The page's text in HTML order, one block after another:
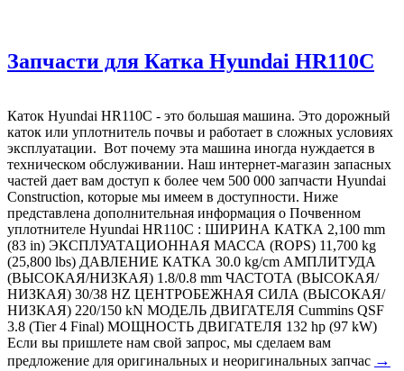
Запчасти для Катка Hyundai HR110C
Каток Hyundai HR110C - это большая машина. Это дорожный
каток или уплотнитель почвы и работает в сложных условиях
эксплуатации. Вот почему эта машина иногда нуждается в
техническом обслуживании. Наш интернет-магазин запасных
частей дает вам доступ к более чем 500 000 запчасти Hyundai
Construction, которые мы имеем в доступности. Ниже
представлена дополнительная информация о Почвенном
уплотнителе Hyundai HR110C : ШИРИНА КАТКА 2,100 mm
(83 in) ЭКСПЛУАТАЦИОННАЯ МАССА (ROPS) 11,700 kg
(25,800 lbs) ДАВЛЕНИЕ КАТКА 30.0 kg/cm АМПЛИТУДА
(ВЫСОКАЯ/НИЗКАЯ) 1.8/0.8 mm ЧАСТОТА (ВЫСОКАЯ/
НИЗКАЯ) 30/38 HZ ЦЕНТРОБЕЖНАЯ СИЛА (ВЫСОКАЯ/
НИЗКАЯ) 220/150 kN МОДЕЛЬ ДВИГАТЕЛЯ Cummins QSF
3.8 (Tier 4 Final) МОЩНОСТЬ ДВИГАТЕЛЯ 132 hp (97 kW)
Если вы пришлете нам свой запрос, мы сделаем вам
предложение для оригинальных и неоригинальных запчас →